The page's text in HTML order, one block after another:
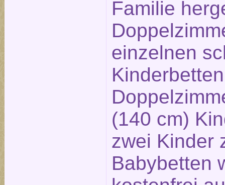
Familie
einzelnen
(140 cm)
zwei Kinder
Babybetten